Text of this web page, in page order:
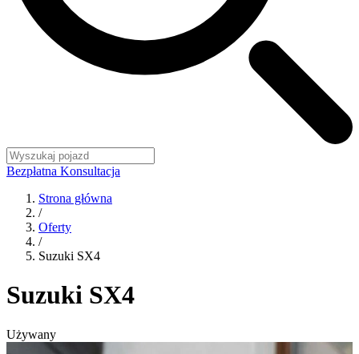
Bezpłatna Konsultacja
Strona główna
/
Oferty
/
Suzuki SX4
Suzuki SX4
Używany